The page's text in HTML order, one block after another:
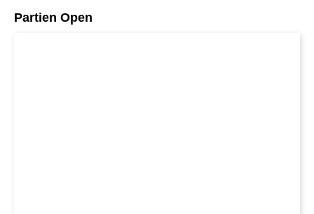
Partien Open